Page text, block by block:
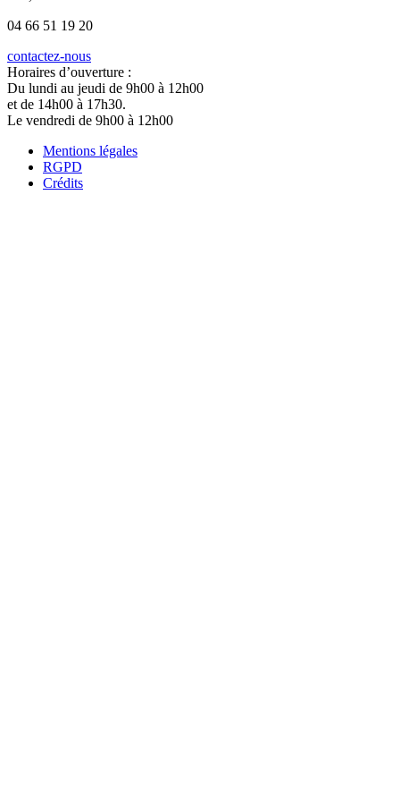
04 66 51 19 20
contactez-nous
Horaires d’ouverture :
Du lundi au jeudi de 9h00 à 12h00
et de 14h00 à 17h30.
Le vendredi de 9h00 à 12h00
Mentions légales
RGPD
Crédits